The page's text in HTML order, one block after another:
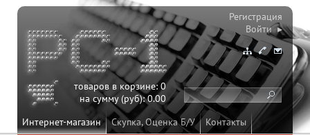
Интернет-магазин Скупка, Оценка Б/У Контакты
товаров в корзине:0
на сумму (руб):0.00
Регистрация
Войти ▸